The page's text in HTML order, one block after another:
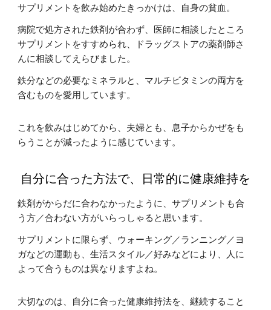
サプリメントを飲み始めたきっかけは、自身の貧血。
病院で処方された鉄剤が合わず、医師に相談したところ
サプリメントをすすめられ、ドラッグストアの薬剤師さ
んに相談してえらびました。
鉄分などの必要なミネラルと、マルチビタミンの両方を
含むものを愛用しています。
これを飲みはじめてから、夫婦とも、息子からかぜをも
らうことが減ったように感じています。
自分に合った方法で、日常的に健康維持を
鉄剤がからだに合わなかったように、サプリメントも合
う方／合わない方がいらっしゃると思います。
サプリメントに限らず、ウォーキング／ランニング／ヨ
ガなどの運動も、生活スタイル／好みなどにより、人に
よって合うものは異なりますよね。
大切なのは、自分に合った健康維持法を、継続すること